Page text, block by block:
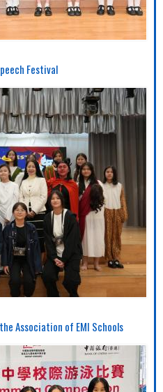
Festival
Association of EMI Schools